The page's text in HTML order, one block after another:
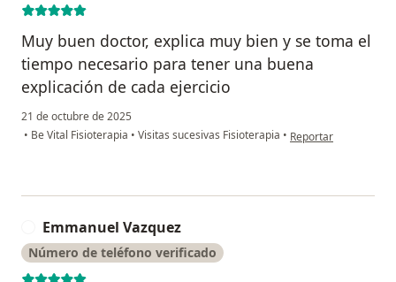
Muy buen doctor, explica muy bien y se toma el
tiempo necesario para tener una buena
explicación de cada ejercicio
21 de octubre de 2025
• Be Vital Fisioterapia • Visitas sucesivas Fisioterapia • en opinión del
Reportar
Emmanuel Vazquez
Número de teléfono verificado